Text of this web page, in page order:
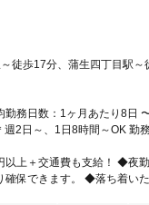
徒歩17分、蒲生四丁目駅～
務日数：1ヶ月あたり8日
週2日～、1日8時間～OK 勤
以上＋交通費も支給！ ◆夜
確保できます。 ◆落ち着い